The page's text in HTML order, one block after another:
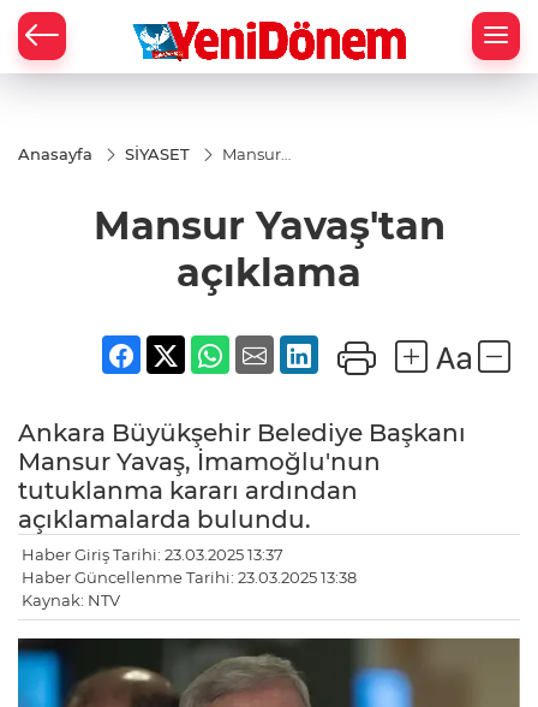
Anasayfa SİYASET
Mansur
Mansur Yavaş'tan
açıklama
Ankara Büyükşehir Belediye Başkanı
Mansur Yavaş, İmamoğlu'nun
tutuklanma kararı ardından
açıklamalarda bulundu.
Haber Giriş Tarihi: 23.03.2025 13:37
Haber Güncellenme Tarihi: 23.03.2025 13:38
Kaynak: NTV